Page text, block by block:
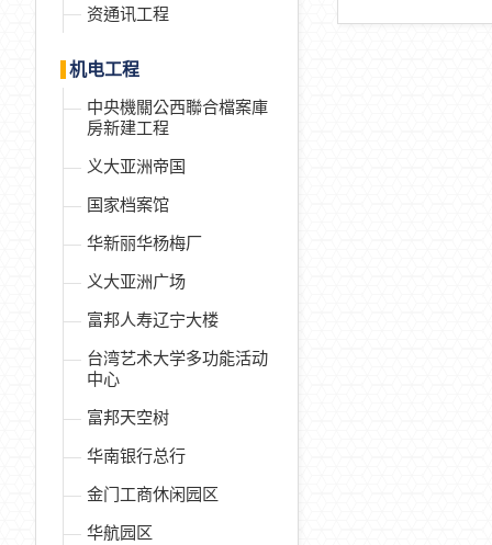
资通讯工程
机电工程
中央機關公西聯合檔案庫
房新建工程
义大亚洲帝国
国家档案馆
华新丽华杨梅厂
义大亚洲广场
富邦人寿辽宁大楼
台湾艺术大学多功能活动
中心
富邦天空树
华南银行总行
金门工商休闲园区
华航园区